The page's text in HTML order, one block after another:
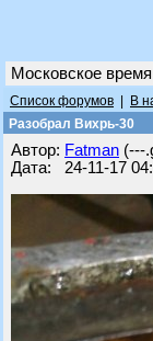
Московское
Список форумов В
Разобрал Вихрь-30
Автор: Fatman (---
Дата: 24-11-17